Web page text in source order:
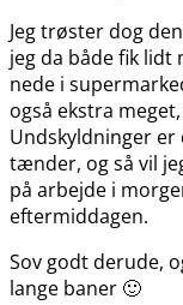
Jeg trøster dog
jeg da både fik lidt
nede i
også ekstra
Undskyldninger er
tænder, og så vil
på arbejde i
eftermiddagen.
Sov godt derude,
lange baner 🙂